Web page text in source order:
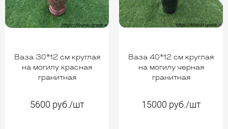
Ваза 30*12 см круглая
на могилу красная
гранитная
5600 руб./шт
Ваза 40*12 см круглая
на могилу черная
гранитная
15000 руб./шт